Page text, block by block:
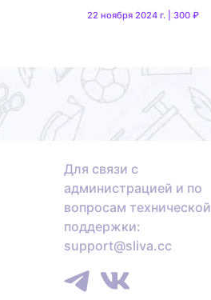
22 ноября 2024 г. | 300 ₽
Для связи с
администрацией и по
вопросам технической
поддержки:
support@sliva.cc